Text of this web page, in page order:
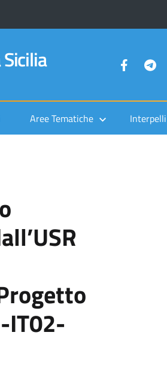
Aree Tematiche Interpelli
IT02-